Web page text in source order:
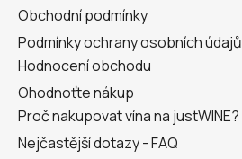
Obchodní podmínky
Podmínky ochrany osobních údajů
Hodnocení obchodu
Ohodnoťte nákup
Proč nakupovat vína na justWINE?
Nejčastější dotazy - FAQ